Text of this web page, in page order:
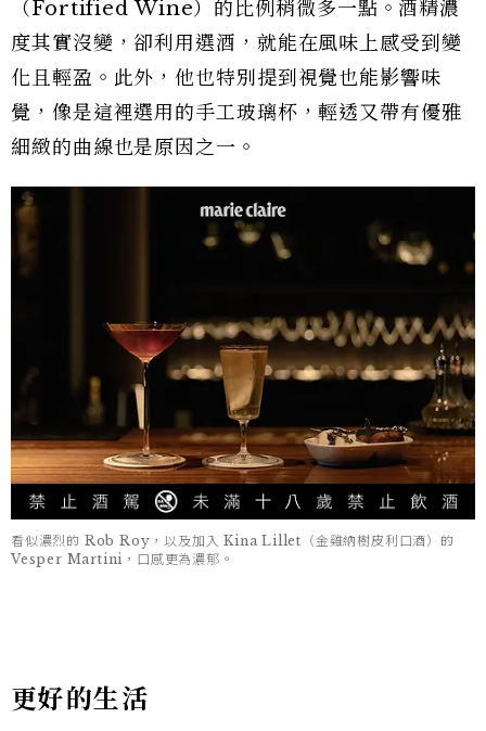
（Fortified Wine）的比例稍微多一點。酒精濃
度其實沒變，卻利用選酒，就能在風味上感受到變
化且輕盈。此外，他也特別提到視覺也能影響味
覺，像是這裡選用的手工玻璃杯，輕透又帶有優雅
細緻的曲線也是原因之一。
看似濃烈的 Rob Roy，以及加入 Kina Lillet（金雞納樹皮利口酒）的
Vesper Martini，口感更為濃郁。
更好的生活